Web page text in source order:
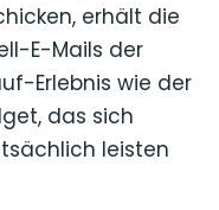
erhält die
E-Mails der
Erlebnis wie der
das sich
leisten